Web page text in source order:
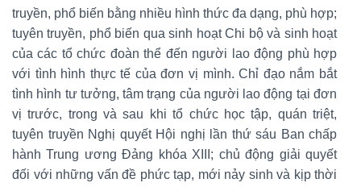
truyền, phổ biến bằng nhiều hình thức đa dạng, phù hợp;
tuyên truyền, phổ biến qua sinh hoạt Chi bộ và sinh hoạt
của các tổ chức đoàn thể đến người lao động phù hợp
với tình hình thực tế của đơn vị mình. Chỉ đạo nắm bắt
tình hình tư tưởng, tâm trạng của người lao động tại đơn
vị trước, trong và sau khi tổ chức học tập, quán triệt,
tuyên truyền Nghị quyết Hội nghị lần thứ sáu Ban chấp
hành Trung ương Đảng khóa XIII; chủ động giải quyết
đối với những vấn đề phức tạp, mới nảy sinh và kịp thời